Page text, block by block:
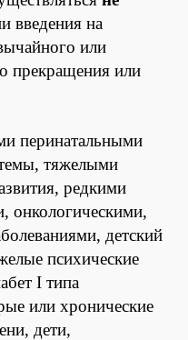
введения на
или
прекращения или
перинатальными
тяжелыми
редкими
онкологическими,
детский
психические
I типа
или хронические
дети,